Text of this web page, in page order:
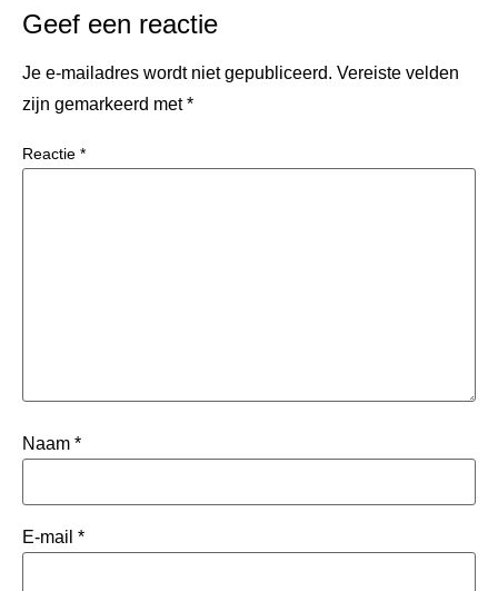
Geef een reactie
Je e-mailadres wordt niet gepubliceerd. Vereiste velden
zijn gemarkeerd met*
Reactie *
Naam *
E-mail *